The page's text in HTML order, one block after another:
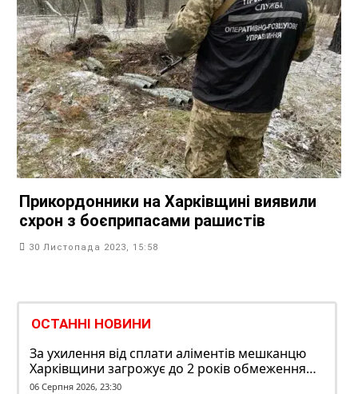
Прикордонники на Харківщині виявили
схрон з боєприпасами рашистів
30 Листопада 2023, 15:58
ОСТАННІ НОВИНИ
За ухилення від сплати аліментів мешканцю
Харківщини загрожує до 2 років обмеження
волі
06 Серпня 2026, 23:30